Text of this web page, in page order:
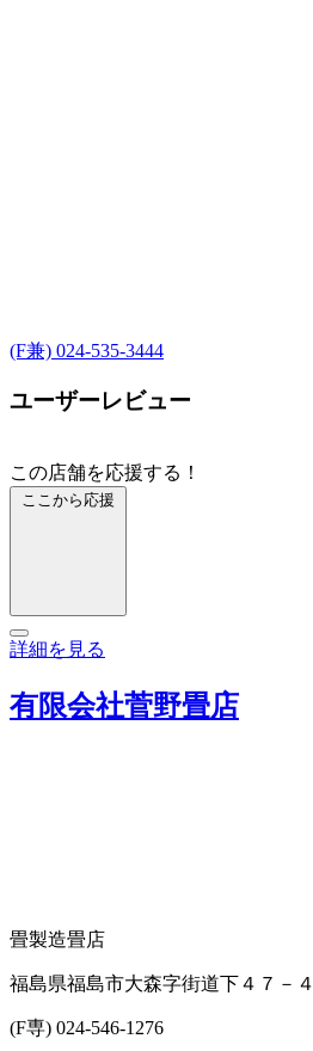
(F兼) 024-535-3444
ユーザーレビュー
この店舗を応援する！
ここから応援
詳細を見る
有限会社菅野畳店
畳製造畳店
福島県福島市大森字街道下４７－４
(F専) 024-546-1276